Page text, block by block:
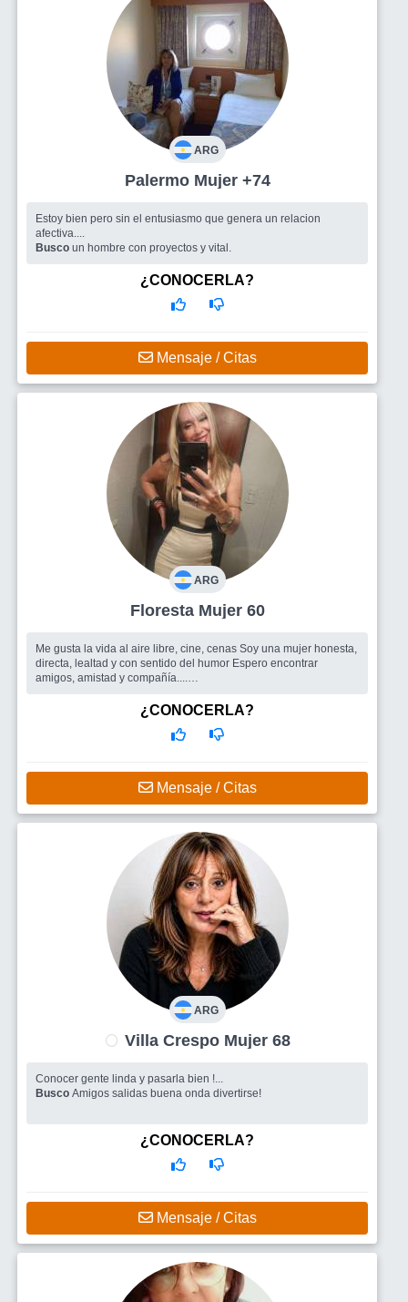
ARG
Palermo Mujer +74
Estoy bien pero sin el entusiasmo que genera un relacion
afectiva....
Busco un hombre con proyectos y vital.
¿CONOCERLA?
Mensaje / Citas
ARG
Floresta Mujer 60
Me gusta la vida al aire libre, cine, cenas Soy una mujer honesta,
directa, lealtad y con sentido del humor Espero encontrar
amigos, amistad y compañía....
¿CONOCERLA?
Mensaje / Citas
ARG
Villa Crespo Mujer 68
Conocer gente linda y pasarla bien !...
Busco Amigos salidas buena onda divertirse!
¿CONOCERLA?
Mensaje / Citas